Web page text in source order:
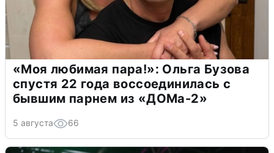
«Моя любимая пара!»: Ольга Бузова
спустя 22 года воссоединилась с
бывшим парнем из «ДОМа-2»
5 августа 66